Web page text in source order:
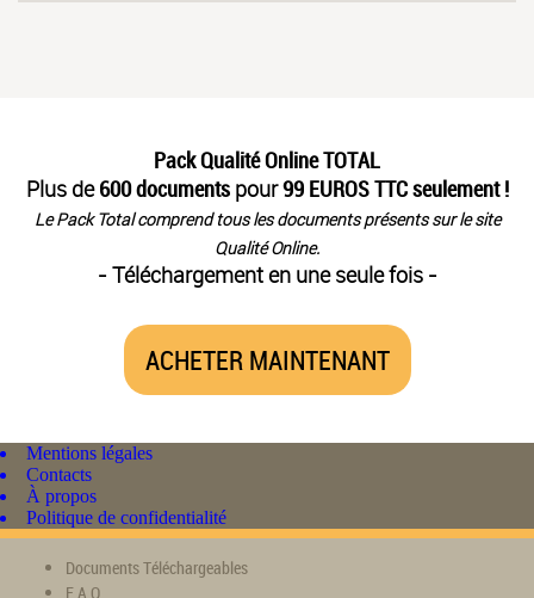
Pack Qualité Online TOTAL
Plus de600 documentspour99 EUROS TTC seulement !
Le Pack Total comprend tous les documents présents sur le site
Qualité Online.
- Téléchargement en une seule fois -
ACHETER MAINTENANT
Mentions légales
Contacts
À propos
Politique de confidentialité
Documents Téléchargeables
F.A.Q